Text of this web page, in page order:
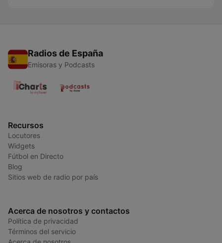
Radios de España
Emisoras y Podcasts
Recursos
Locutores
Widgets
Fútbol en Directo
Blog
Sitios web de radio por país
Acerca de nosotros y contactos
Política de privacidad
Términos del servicio